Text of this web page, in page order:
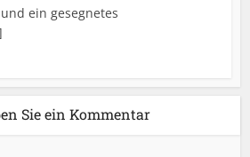
ein gesegnetes
Sie ein Kommentar